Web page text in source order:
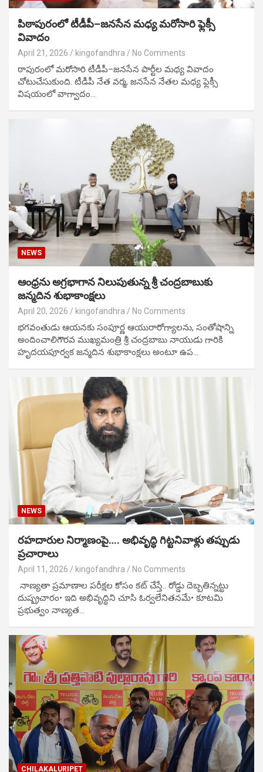
పిఠాపురంలో టీడీపీ–జనసేన మధ్య మరోసారి ఫ్లెక్సీ
వివాదం
April 21, 2026 kingofandhra No Comments
ఠాపురంలో మరోసారి టీడీపీ–జనసేన పార్టీల మధ్య వివాదం
చోటుచేసుకుంది. టీడీపీ నేత వర్మ, జనసేన నేతల మధ్య ఫ్లెక్సీ
విషయంలో వాగ్వాదం…
NEWS
ఆంధ్రను అగ్రభాగాన నిలుపుతున్న శ్రీ చంద్రబాబుకు
జన్మదిన శుభాకాంక్షలు
April 20, 2026 kingofandhra No Comments
భగవంతుడు ఆయనకు సంపూర్ణ ఆయురారోగ్యాలను, సంతోషాన్ని
అందించాలిగౌరవ ముఖ్యమంత్రి శ్రీ చంద్రబాబు నాయుడు గారికి
హృదయపూర్వక జన్మదిన శుభాకాంక్షలు అంటూ ఉప…
NEWS
రహదారుల నిర్మాణంపై…. అభివృద్ధి గిట్టనివాళ్లు తప్పుడు
ప్రచారాలు
April 11, 2026 kingofandhra No Comments
నాణ్యతా ప్రమాణాల పరీక్షల కోసం కట్ చేస్తే.. రోడ్డు దెబ్బతిన్నట్టు
దుష్ప్రచారం• ఇది అభివృద్ధిని చూసి ఓర్వలేనితనమే• కూటమి
ప్రభుత్వం నాణ్యత…
CHILAKALURIPET